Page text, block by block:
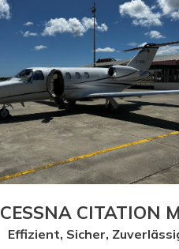
CESSNA CITATION
Effizient, Sicher,